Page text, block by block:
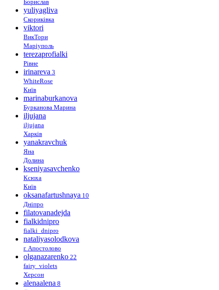
Борислав
yuliyagliva
Скориківка
viktori
ВикТори
Маріуполь
terezaprofialki
Рівне
irinareva 3
WhiteRose
Київ
marinaburkanova
Бурканова Марина
iljujana
iljujana
Харків
yanakravchuk
Яна
Долина
kseniyasavchenko
Ксюха
Київ
oksanafartushnaya 10
Дніпро
filatovanadejda
fialkidnipro
fialki_dnipro
nataliyasolodkova
г. Апостолово
olganazarenko 22
fairy_violets
Херсон
alenaalena 8